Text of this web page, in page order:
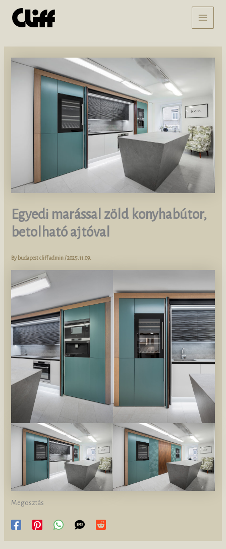
content
Egyedi marással zöld konyhabútor,
betolható ajtóval
By budapest cliff admin /2025.11.09.
Megosztás